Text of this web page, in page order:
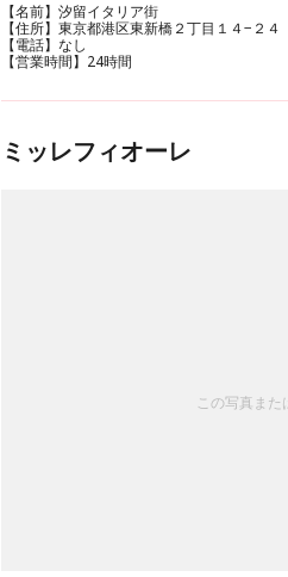
【名前】汐留イタリア街
【住所】東京都港区東新橋２丁目１４−２４
【電話】なし
【営業時間】24時間
ミッレフィオーレ
この写真ま